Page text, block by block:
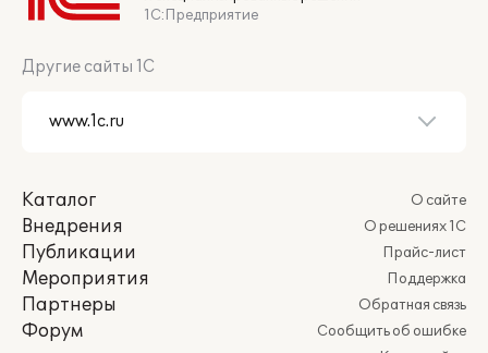
1С:Предприятие
Другие сайты 1С
Каталог
Внедрения
Публикации
Мероприятия
Партнеры
Форум
О сайте
О решениях 1С
Прайс-лист
Поддержка
Обратная связь
Сообщить об ошибке